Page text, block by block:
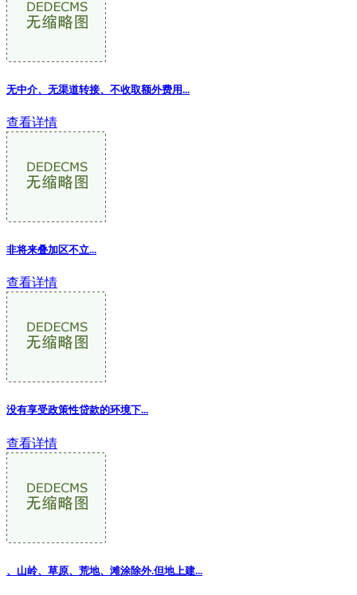
无中介、无渠道转接、不收取额外费用...
查看详情
非将来叠加区不立...
查看详情
没有享受政策性贷款的环境下...
查看详情
、山岭、草原、荒地、滩涂除外.但地上建...